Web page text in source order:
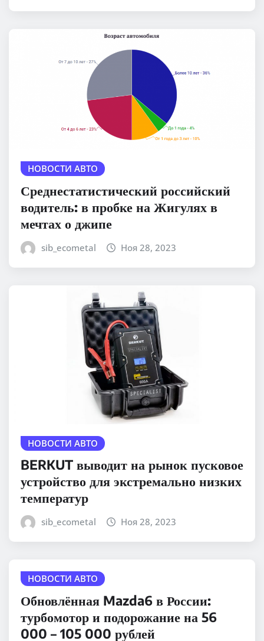
НОВОСТИ АВТО
Среднестатистический российский
водитель: в пробке на Жигулях в
мечтах о джипе
sib_ecometal Ноя 28, 2023
НОВОСТИ АВТО
BERKUT выводит на рынок пусковое
устройство для экстремально низких
температур
sib_ecometal Ноя 28, 2023
НОВОСТИ АВТО
Обновлённая Mazda6 в России:
турбомотор и подорожание на 56
000 – 105 000 рублей